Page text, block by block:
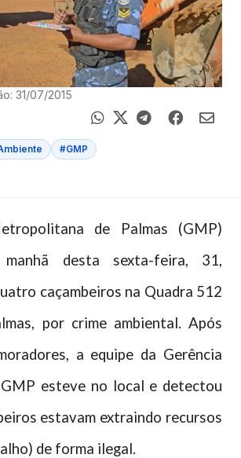
31/07/2015
#GMP
de Palmas (GMP)
desta sexta-feira, 31,
caçambeiros na Quadra 512
por crime ambiental. Após
a equipe da Gerência
esteve no local e detectou
estavam extraindo recursos
de forma ilegal.